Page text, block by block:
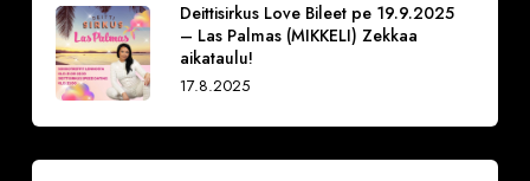
Deittisirkus Love Bileet pe 19.9.2025
– Las Palmas (MIKKELI) Zekkaa
aikataulu!
17.8.2025